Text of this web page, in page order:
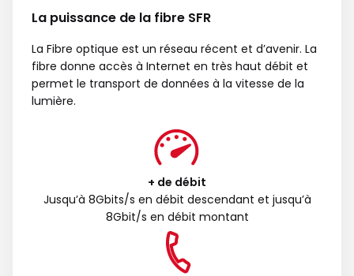
La puissance de la fibre SFR
La Fibre optique est un réseau récent et d’avenir. La
fibre donne accès à Internet en très haut débit et
permet le transport de données à la vitesse de la
lumière.
+ de débit
Jusqu’à 8Gbits/s en débit descendant et jusqu’à
8Gbit/s en débit montant